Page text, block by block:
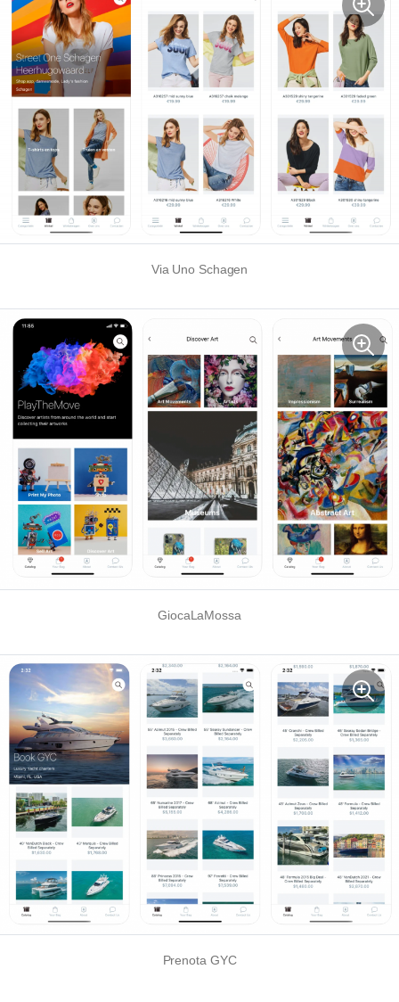
Via Uno Schagen
GiocaLaMossa
Prenota GYC